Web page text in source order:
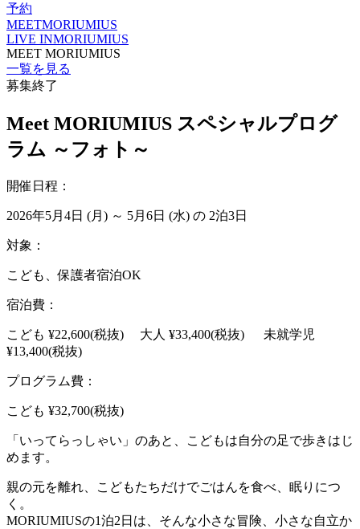
予約
MEETMORIUMIUS
LIVE INMORIUMIUS
MEET MORIUMIUS
一覧を見る
募集終了
Meet MORIUMIUS スペシャルプログ
ラム ～フォト～
開催日程：
2026年5月4日 (月) ～ 5月6日 (水) の 2泊3日
対象：
こども、保護者宿泊OK
宿泊費：
こども ¥22,600(税抜) 大人 ¥33,400(税抜) 未就学児
¥13,400(税抜)
プログラム費：
こども ¥32,700(税抜)
「いってらっしゃい」のあと、こどもは自分の足で歩きはじ
めます。
親の元を離れ、こどもたちだけでごはんを食べ、眠りにつ
く。
MORIUMIUSの1泊2日は、そんな小さな冒険、小さな自立か